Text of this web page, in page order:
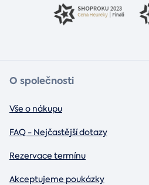
O společnosti
Vše o nákupu
FAQ - Nejčastější dotazy
Rezervace termínu
Akceptujeme poukázky